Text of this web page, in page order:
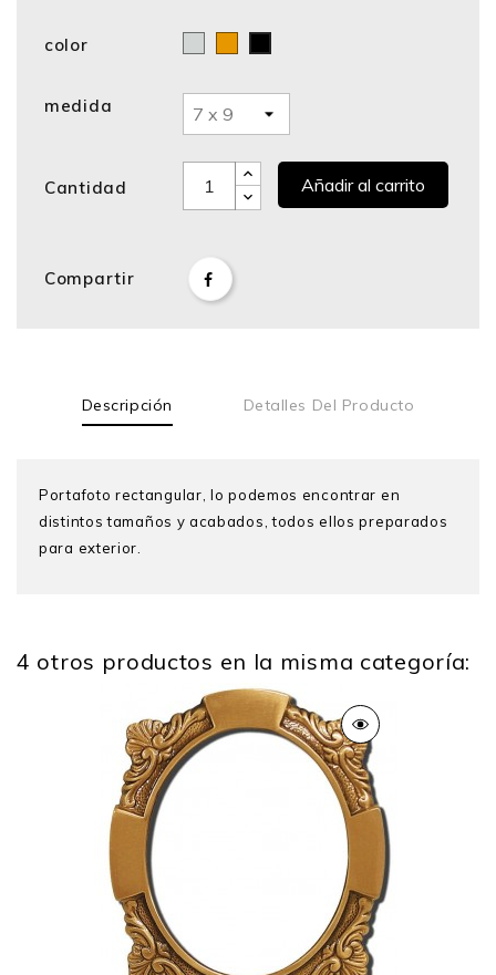
color
medida
Cantidad Añadir al carrito
Compartir
Descripción Detalles Del Producto
Portafoto rectangular, lo podemos encontrar en
distintos tamaños y acabados, todos ellos preparados
para exterior.
4 otros productos en la misma categoría: